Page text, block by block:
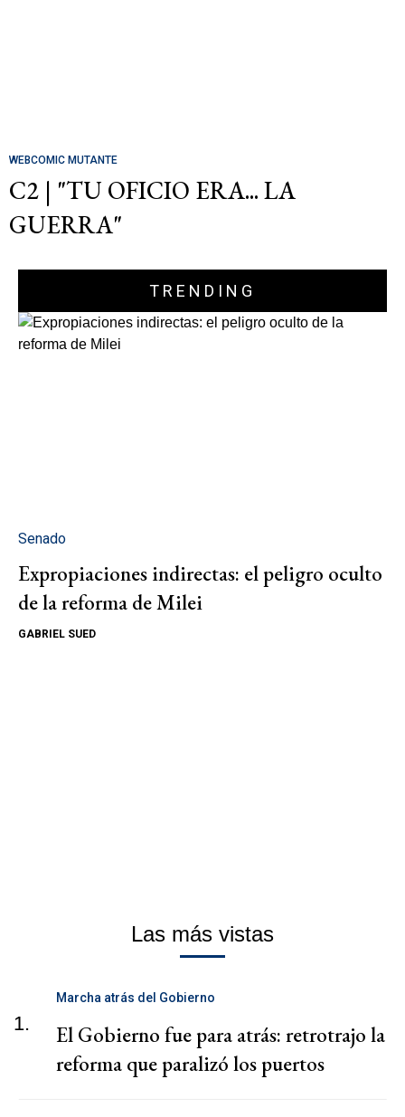
WEBCOMIC MUTANTE
C2 | "TU OFICIO ERA... LA
GUERRA"
TRENDING
Senado
Expropiaciones indirectas: el peligro oculto
de la reforma de Milei
GABRIEL SUED
Las más vistas
1.
Marcha atrás del Gobierno
El Gobierno fue para atrás: retrotrajo la
reforma que paralizó los puertos